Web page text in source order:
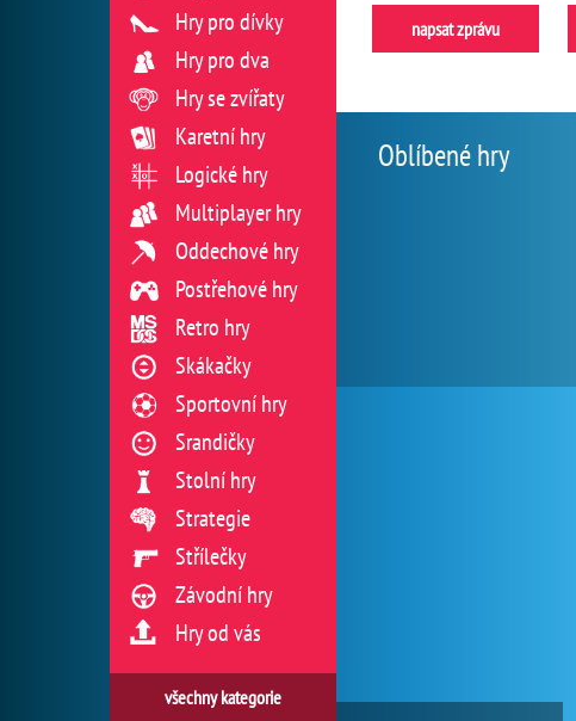
napsat zprávu
Oblíbené hry
Hry pro dívky
Hry pro dva
Hry se zvířaty
Karetní hry
Logické hry
Multiplayer hry
Oddechové hry
Postřehové hry
Retro hry
Skákačky
Sportovní hry
Srandičky
Stolní hry
Strategie
Střílečky
Závodní hry
Hry od vás
všechny kategorie